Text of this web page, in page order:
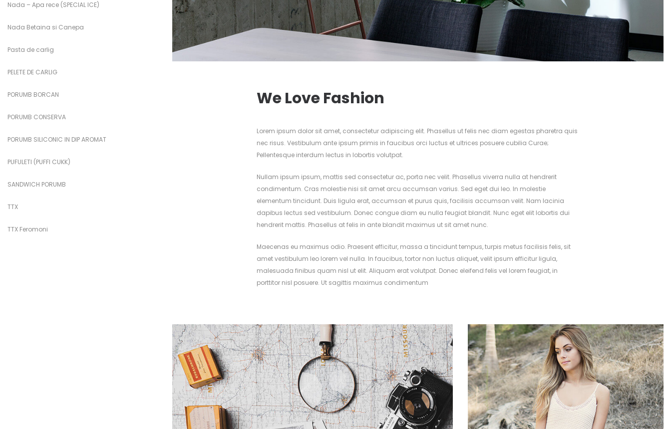
We Love Fashion
Lorem ipsum dolor sit amet, consectetur adipiscing elit. Phasellus ut felis nec diam egestas pharetra quis
nec risus. Vestibulum ante ipsum primis in faucibus orci luctus et ultrices posuere cubilia Curae;
Pellentesque interdum lectus in lobortis volutpat.
Nullam ipsum ipsum, mattis sed consectetur ac, porta nec velit. Phasellus viverra nulla at hendrerit
condimentum. Cras molestie nisi sit amet arcu accumsan varius. Sed eget dui leo. In molestie
elementum tincidunt. Duis ligula erat, accumsan et purus quis, facilisis accumsan velit. Nam lacinia
dapibus lectus sed vestibulum. Donec congue diam eu nulla feugiat blandit. Nunc eget elit lobortis dui
hendrerit mattis. Phasellus at felis in ante blandit maximus ut sit amet nunc.
Maecenas eu maximus odio. Praesent efficitur, massa a tincidunt tempus, turpis metus facilisis felis, sit
amet vestibulum leo lorem vel nulla. In faucibus, tortor non luctus aliquet, velit ipsum efficitur ligula,
malesuada finibus quam nisl ut elit. Aliquam erat volutpat. Donec eleifend felis vel lorem feugiat, in
porttitor nisl posuere. Ut sagittis maximus condimentum
Nada – Apa rece (SPECIAL ICE)
Nada Betaina si Canepa
Pasta de carlig
PELETE DE CARLIG
PORUMB BORCAN
PORUMB CONSERVA
PORUMB SILICONIC IN DIP AROMAT
PUFULETI (PUFFI CUKK)
SANDWICH PORUMB
TTX
TTX Feromoni